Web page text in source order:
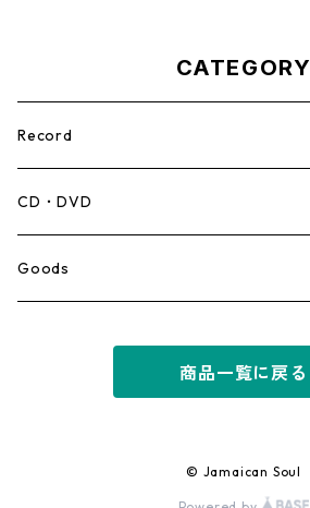
CATEGORY
Record
Mento,Calypso,Ballad
Ska
CD・DVD
Goods
商品一覧に戻る
© Jamaican Soul